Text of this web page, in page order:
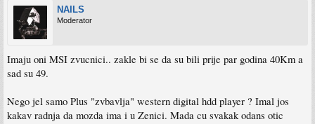
NAILS
Moderator
Imaju oni MSI zvucnici.. zakle bi se da su bili prije par godina 40Km a
sad su 49.
Nego jel samo Plus "zvbavlja" western digital hdd player ? Imal jos
kakav radnja da mozda ima i u Zenici. Mada cu svakak odans otic